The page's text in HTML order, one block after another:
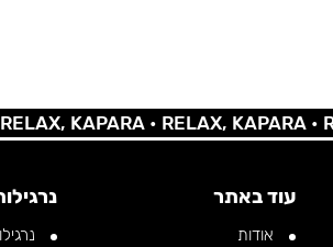
KAPARA •RELAX, KAPARA •
עוד באתר
אודות